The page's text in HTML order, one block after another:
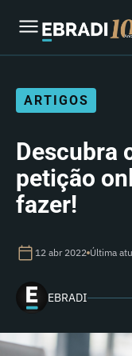
ARTIGOS
Descubra
petição
fazer!
12 abr 2022 Última
EBRADI